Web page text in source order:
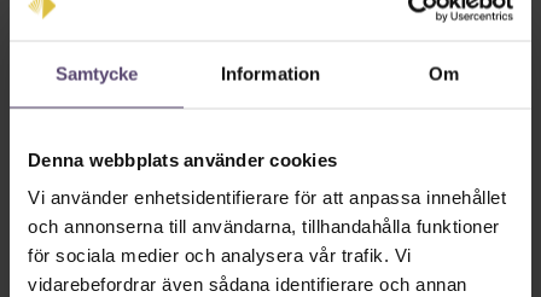
Samtycke Information Om
Denna webbplats använder cookies
Vi använder enhetsidentifierare för att anpassa innehållet
och annonserna till användarna, tillhandahålla funktioner
för sociala medier och analysera vår trafik. Vi
vidarebefordrar även sådana identifierare och annan
8270 (PG3)
* Inmatning saknas *
* Inmatning saknas *